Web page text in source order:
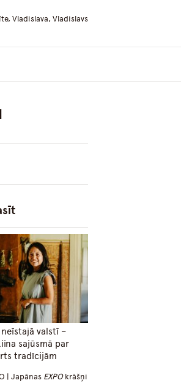
Vladislava, Vladislavs
valstī –
sajūsmā par
tradīcijām
| Japānas EXPOkrāšņi